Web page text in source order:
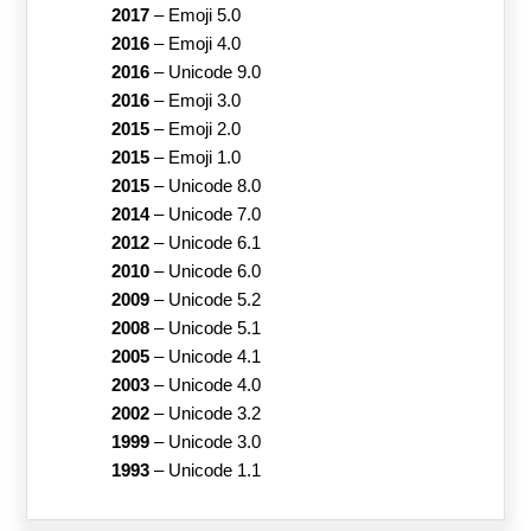
2017– Emoji 5.0
2016– Emoji 4.0
2016– Unicode 9.0
2016– Emoji 3.0
2015– Emoji 2.0
2015– Emoji 1.0
2015– Unicode 8.0
2014– Unicode 7.0
2012– Unicode 6.1
2010– Unicode 6.0
2009– Unicode 5.2
2008– Unicode 5.1
2005– Unicode 4.1
2003– Unicode 4.0
2002– Unicode 3.2
1999– Unicode 3.0
1993– Unicode 1.1